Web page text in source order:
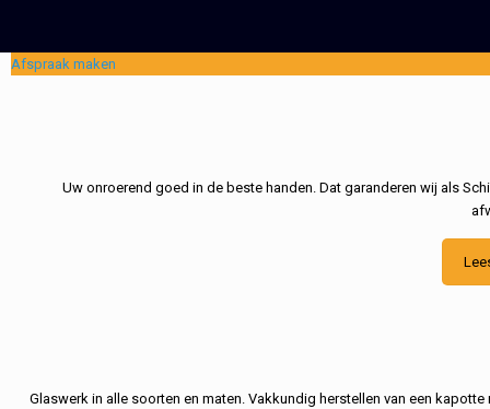
Afspraak maken
Uw onroerend goed in de beste handen. Dat garanderen wij als
Glaswerk in alle soorten en maten. Vakkundig herstellen van een